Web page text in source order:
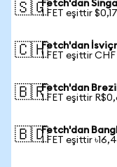
🇸🇬Fetch'dan
1 FET eşittir
🇨🇭Fetch'dan
1 FET eşittir CHF
🇧🇷Fetch'dan
1 FET eşittir
🇧🇩Fetch'dan
1 FET eşittir